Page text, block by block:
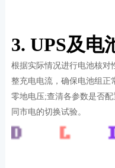
3. UPS及电
根据实际情况进行电池核对
整充电电流，确保电池组正
零地电压;查清各参数是否
同市电的切换试验。